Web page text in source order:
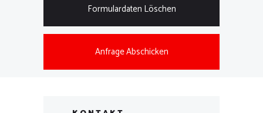
Formulardaten Löschen